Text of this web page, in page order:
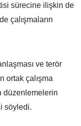
sürecine ilişkin de
çalışmaların
ve terör
ortak çalışma
düzenlemelerin
söyledi.